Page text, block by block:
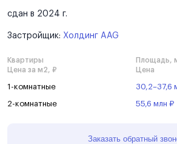
сдан в 2024 г.
Застройщик: Холдинг AAG
Квартиры
Площадь,
Цена за м2, ₽
Цена
1-комнатные 30,2–37,6
2-комнатные 55,6 млн ₽
Заказать обратный